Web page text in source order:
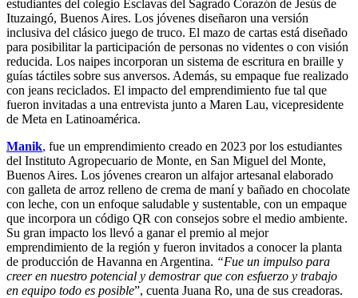
estudiantes del colegio Esclavas del Sagrado Corazón de Jesús de
Ituzaingó, Buenos Aires. Los jóvenes diseñaron una versión
inclusiva del clásico juego de truco. El mazo de cartas está diseñado
para posibilitar la participación de personas no videntes o con visión
reducida. Los naipes incorporan un sistema de escritura en braille y
guías táctiles sobre sus anversos. Además, su empaque fue realizado
con jeans reciclados. El impacto del emprendimiento fue tal que
fueron invitadas a una entrevista junto a Maren Lau, vicepresidente
de Meta en Latinoamérica.
Manik, fue un emprendimiento creado en 2023 por los estudiantes
del Instituto Agropecuario de Monte, en San Miguel del Monte,
Buenos Aires. Los jóvenes crearon un alfajor artesanal elaborado
con galleta de arroz relleno de crema de maní y bañado en chocolate
con leche, con un enfoque saludable y sustentable, con un empaque
que incorpora un código QR con consejos sobre el medio ambiente.
Su gran impacto los llevó a ganar el premio al mejor
emprendimiento de la región y fueron invitados a conocer la planta
de producción de Havanna en Argentina. “Fue un impulso para
creer en nuestro potencial y demostrar que con esfuerzo y trabajo
en equipo todo es posible”, cuenta Juana Ro, una de sus creadoras.